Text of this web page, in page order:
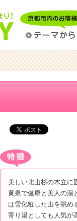
美しい北山杉の木立に
黄泉で健康と美人の湯
は雪化粧した山を眺め
寄り湯としても人気が